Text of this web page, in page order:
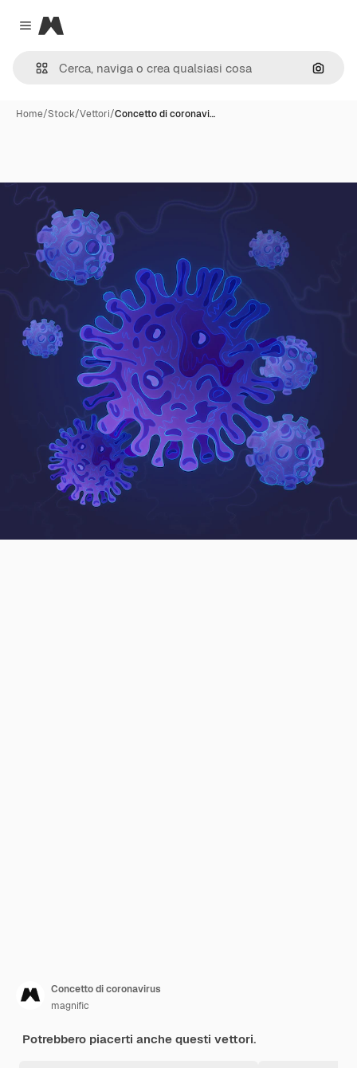
Close menu
Magnific
Cerca
Home/Stock/Vettori/Concetto di coronavi…
Concetto di coronavirus
magnific
Potrebbero piacerti anche questi vettori.